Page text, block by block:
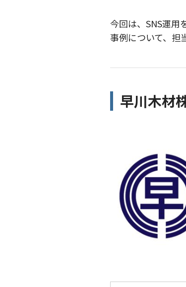
今回は、SNS運用
事例について、担
早川木材